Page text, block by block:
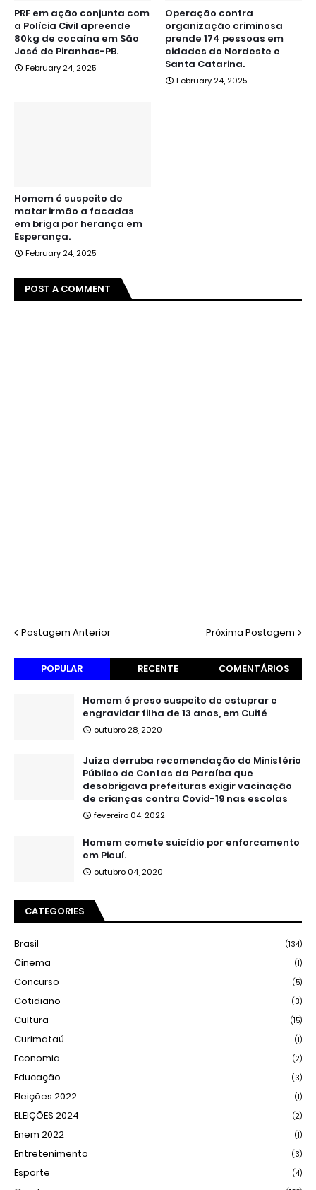
PRF em ação conjunta com
a Polícia Civil apreende
80kg de cocaína em São
José de Piranhas-PB.
February 24, 2025
Operação contra
organização criminosa
prende 174 pessoas em
cidades do Nordeste e
Santa Catarina.
February 24, 2025
Homem é suspeito de
matar irmão a facadas
em briga por herança em
Esperança.
February 24, 2025
POST A COMMENT
Postagem Anterior Próxima Postagem
POPULAR RECENTE COMENTÁRIOS
Homem é preso suspeito de estuprar e
engravidar filha de 13 anos, em Cuité
outubro 28, 2020
Juíza derruba recomendação do Ministério
Público de Contas da Paraíba que
desobrigava prefeituras exigir vacinação
de crianças contra Covid-19 nas escolas
fevereiro 04, 2022
Homem comete suicídio por enforcamento
em Picuí.
outubro 04, 2020
CATEGORIES
Brasil (134)
Cinema (1)
Concurso (5)
Cotidiano (3)
Cultura (15)
Curimataú (1)
Economia (2)
Educação (3)
Eleições 2022 (1)
ELEIÇÕES 2024 (2)
Enem 2022 (1)
Entretenimento (3)
Esporte (4)